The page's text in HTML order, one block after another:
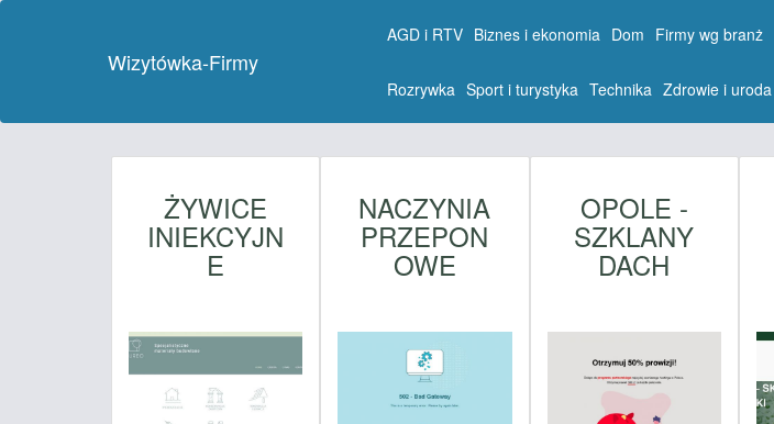
Wizytówka-Firmy
AGD i RTV Biznes i ekonomia Dom Firmy wg branż
Rozrywka Sport i turystyka Technika Zdrowie i uroda
ŻYWICE
INIEKCYJN
E
NACZYNIA
PRZEPON
OWE
OPOLE -
SZKLANY
DACH